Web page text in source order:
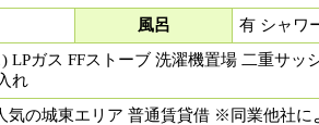
風呂 有 シャワ
LPガス FFストーブ 洗濯機置場 二重サ
れ
気の城東エリア 普通賃貸借 ※同業他社